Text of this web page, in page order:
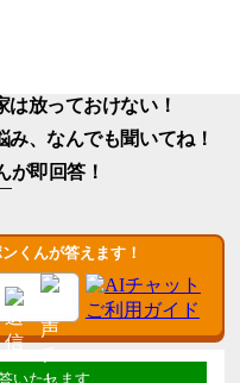
は放っておけない！
み、なんでも聞いてね！
が即回答！
くんが答えます！